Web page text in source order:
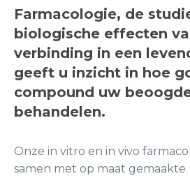
Farmacologie, de
biologische effecten
verbinding in een
geeft u inzicht in hoe
compound uw
behandelen.
Onze in vitro en in vivo
samen met op maat gemaakte